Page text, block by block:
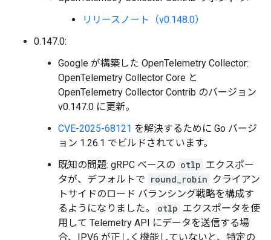
リリースノート（v0.148.0）
0.147.0:
Google が構築した OpenTelemetry Collector:
OpenTelemetry Collector Core と
OpenTelemetry Collector Contrib のバージョン
v0.147.0 に更新。
CVE-2025-68121 を解決するために Go バージ
ョン 1.26.1 でビルドされています。
既知の問題: gRPC ベースの otlp エクスポー
タが、デフォルトで round_robin クライアン
トサイドのロード バランシング戦略を構成す
るようになりました。
otlp エクスポータを使
用して Telemetry API にデータを送信する場
合、IPV6 が正しく機能していないと、特定の